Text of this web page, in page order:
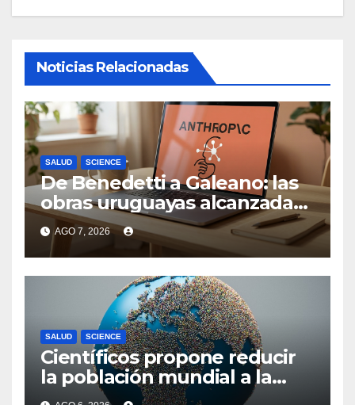
Noticias Relacionadas
SALUD SCIENCE
De Benedetti a Galeano: las
obras uruguayas alcanzadas
por la demanda colectiva de
US$ 1.500 millones contra
Anthropic
AGO 7, 2026
SALUD SCIENCE
Científicos propone reducir
la población mundial a la
mitad para “salvar” el